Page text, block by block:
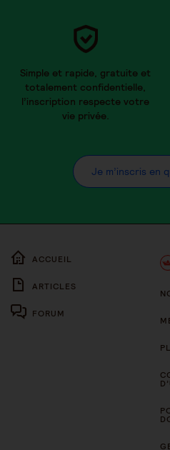
Simple et rapide, gratuite et
totalement confidentielle,
l’inscription respecte votre
vie privée.
Je m’inscris en
ACCUEIL
ARTICLES
FORUM